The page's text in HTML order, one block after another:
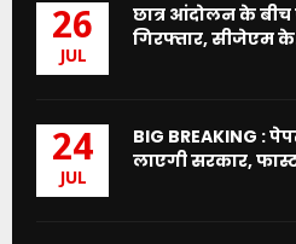
26
JUL
छात्र आंदोलन के बीच
गिरफ्तार, सीजेएम
24
JUL
BIG BREAKING :
लाएगी सरकार,